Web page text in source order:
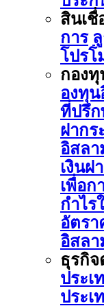
สินเชื่
การ
โปรโ
กองทุ
องทุน
ที่ปรึก
ฝากร
อิสลา
เงินฝ
เพื่อก
กำไร
อัตรา
อิสลา
ธุรกิจ
ประเ
ประเ